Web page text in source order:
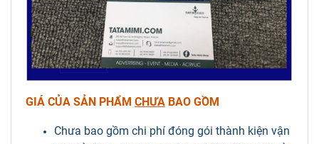
GIÁ CỦA SẢN PHẨM CHƯA BAO GỒM
Chưa bao gồm chi phí đóng gói thành kiện vận